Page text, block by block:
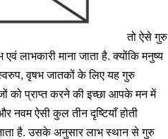
तो ऐसे गुरु
लाभकारी माना जाता है. क्योंकि मनुष्य
स्वरुप, वृषभ जातकों के लिए यह गुरु
को प्राप्त करने की इच्छा आपके मन में
नवम ऐसी कुल तीन दृष्टियाँ होती
जाता है. उसके अनुसार लाभ स्थान से गुरु